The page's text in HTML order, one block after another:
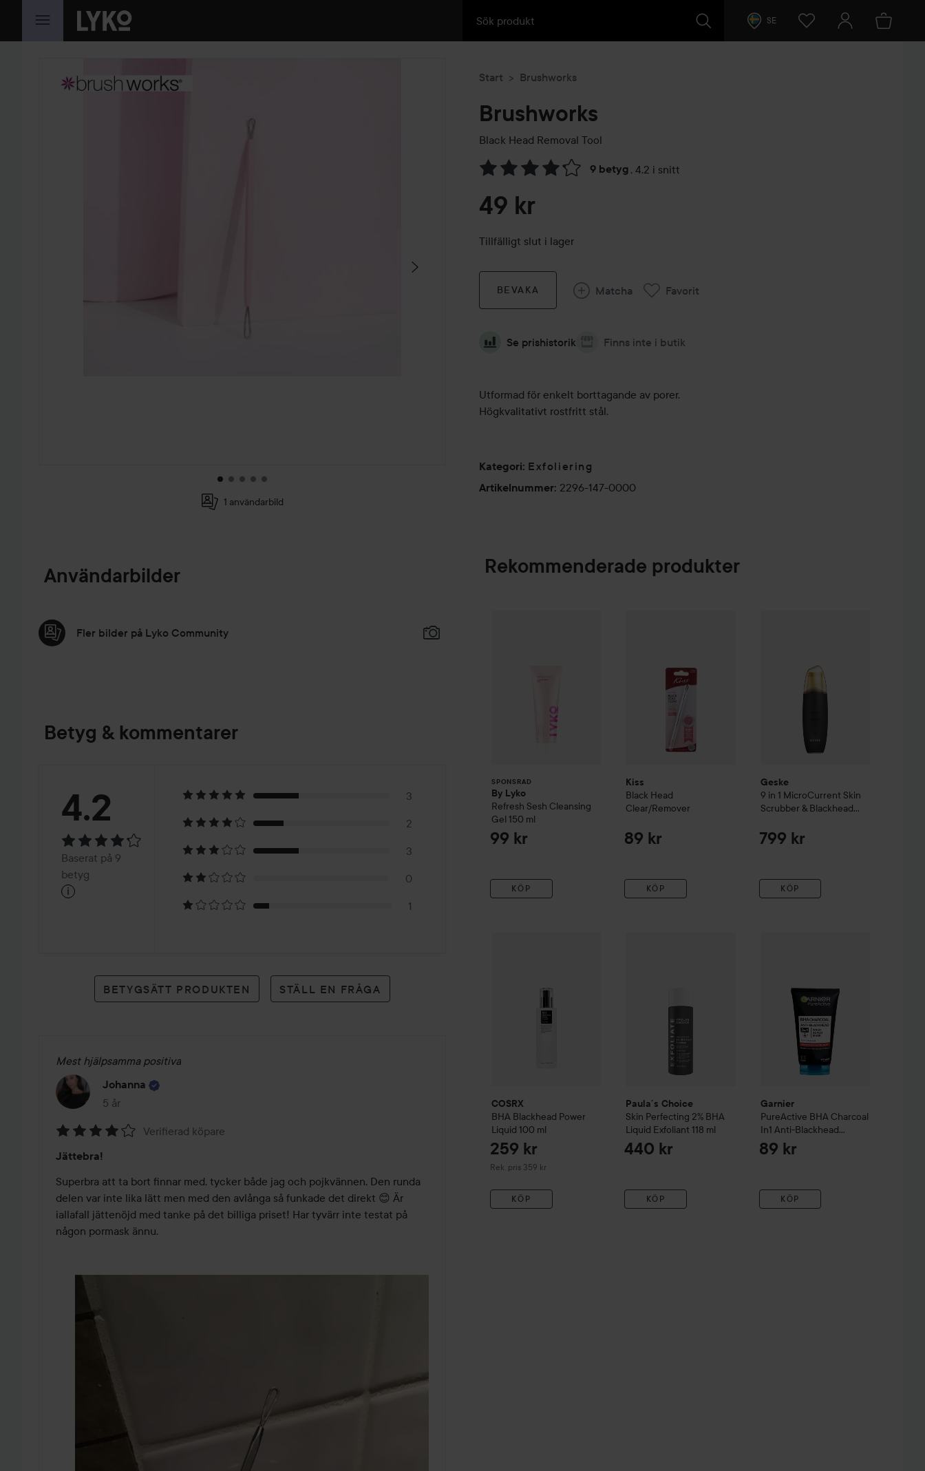
HOPPA TILL INNEHÅLLET SE
HOPPA ÖVER SEKTIONEN
1 användarbild
Användarbilder
Fler bilder på Lyko Community
Betyg & kommentarer
Betyg:
4.2Baserat
på
betyg
4.2
Baserat på 9
betyg
i
3
2
3
0
1
BETYGSÄTT PRODUKTEN STÄLL EN FRÅGA
Mest hjälpsamma positiva
Johanna
5 år
Inlägget skapades 5 år
4
av
5
Verifierad köpare
Jättebra!
Superbra att ta bort finnar med, tycker både jag och pojkvännen. Den runda
delen var inte lika lätt men med den avlånga så funkade det direkt 😊 Är
iallafall jättenöjd med tanke på det billiga priset! Har tyvärr inte testat på
Start Brushworks
Brushworks
Black Head Removal Tool
9 betyg , 4.2 i snitt
Hoppa till Betyg & kommentarer
49 kr
Tillfälligt slut i lager
BEVAKA Matcha Favorit
Se prishistorik Finns inte i butik
Utformad för enkelt borttagande av porer.
Högkvalitativt rostfritt stål.
Kategori: Exfoliering
Artikelnummer: 2296-147-0000
Rekommenderade produkter
SPONSRAD
By Lyko
Refresh Sesh Cleansing
Gel 150 ml
99 kr
KÖP
Kiss
Black Head
Clear/Remover
89 kr
KÖP
Geske
9 in 1 MicroCurrent Skin
Scrubber & Blackhead
799 kr
KÖP
COSRX
BHA Blackhead Power
Liquid 100 ml
259 kr
Rek. pris 359 kr
Rekommenderat pris 359 kr
KÖP
Paula´s Choice
Skin Perfecting 2% BHA
Liquid Exfoliant 118 ml
440 kr
KÖP
Garnier
PureActive BHA Charcoal
In1 Anti-Blackhead
Cleanser For Impure Skin
89 kr
KÖP